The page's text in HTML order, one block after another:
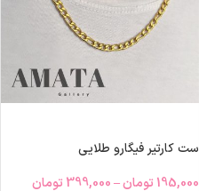
ست کارتیر فیگارو طلایی
195,000 تومان–
399,000 تومان